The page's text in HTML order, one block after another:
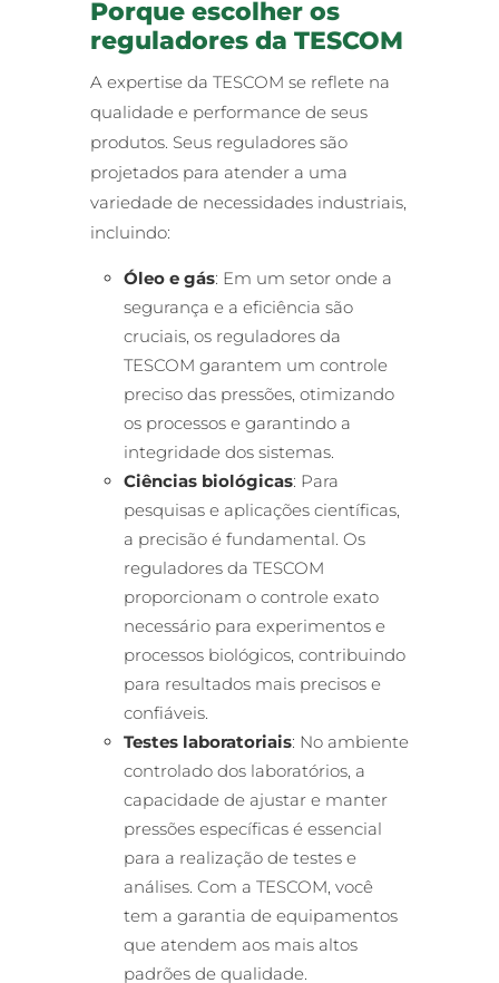
Porque escolher os
reguladores da TESCOM
A expertise da TESCOM se reflete na
qualidade e performance de seus
produtos. Seus reguladores são
projetados para atender a uma
variedade de necessidades industriais,
incluindo:
Óleo e gás: Em um setor onde a
segurança e a eficiência são
cruciais, os reguladores da
TESCOM garantem um controle
preciso das pressões, otimizando
os processos e garantindo a
integridade dos sistemas.
Ciências biológicas: Para
pesquisas e aplicações científicas,
a precisão é fundamental. Os
reguladores da TESCOM
proporcionam o controle exato
necessário para experimentos e
processos biológicos, contribuindo
para resultados mais precisos e
confiáveis.
Testes laboratoriais: No ambiente
controlado dos laboratórios, a
capacidade de ajustar e manter
pressões específicas é essencial
para a realização de testes e
análises. Com a TESCOM, você
tem a garantia de equipamentos
que atendem aos mais altos
padrões de qualidade.